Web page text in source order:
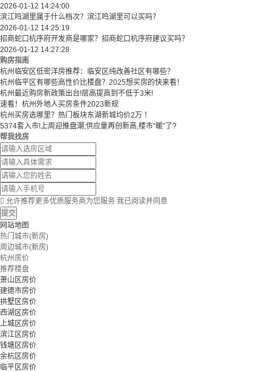
2026-01-12 14:24:00
滨江鸣湖里属于什么档次？滨江鸣湖里可以买吗？
2026-01-12 14:25:19
招商蛇口杭序府开发商是哪家？招商蛇口杭序府建议买吗？
2026-01-12 14:27:28
购房指南
杭州临安区低密洋房推荐：临安区纯改善社区有哪些？
​​杭州临平区有哪些高性价比楼盘？2025想买房的快来看！​
杭州最近购房新政策出台!层高提高到不低于3米!
速看！杭州外地人买房条件2023新规
杭州买房选哪里？热门板块东湖新城均价2万 ！
5374套入市!上周迎推盘潮,供应量再创新高,楼市“暖”了?
帮我找房
 允许推荐更多优质服务商为您服务 我已阅读并同意
提交
网站地图
热门城市(新房)
周边城市(新房)
杭州房价
推荐楼盘
萧山区房价
建德市房价
拱墅区房价
西湖区房价
上城区房价
滨江区房价
钱塘区房价
余杭区房价
临平区房价